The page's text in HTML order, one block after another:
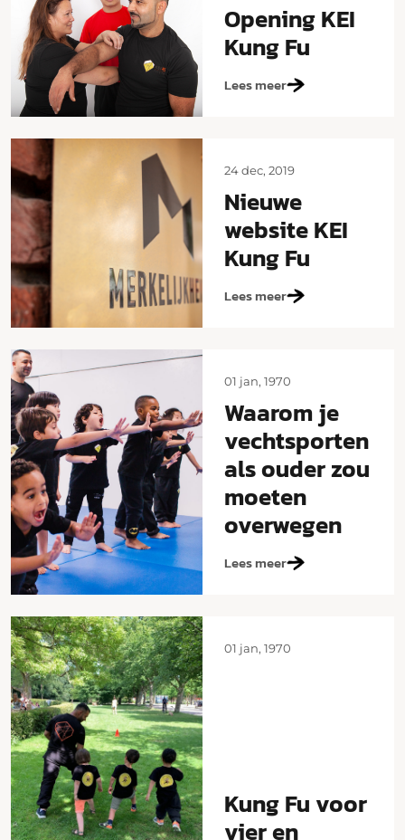
Opening KEI
Kung Fu
Lees meer
24 dec, 2019
Nieuwe
website KEI
Kung Fu
Lees meer
01 jan, 1970
Waarom je
vechtsporten
als ouder zou
moeten
overwegen
Lees meer
01 jan, 1970
Kung Fu voor
vier en